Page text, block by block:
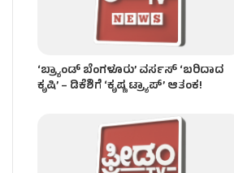
‘ಬ್ರ್ಯಾಂಡ್ ಬೆಂಗಳೂರು’ ವರ್ಸಸ್ ‘ಬರಿದಾದ
ಕೃಷಿ’ – ಡಿಕೆಶಿಗೆ ‘ಕೃಷ್ಣ ಟ್ರ್ಯಾಪ್’ ಆತಂಕ!